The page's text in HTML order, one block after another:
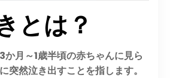
とは？
か月～1歳半頃の赤ちゃんに見ら
突然泣き出すことを指します。